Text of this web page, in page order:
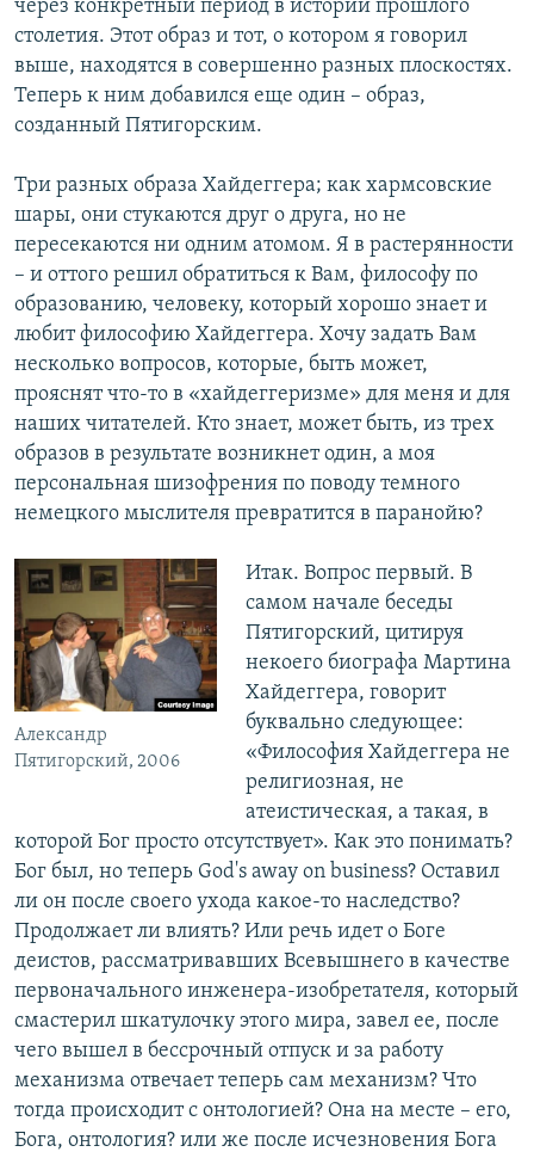
через конкретный период в истории прошлого
столетия. Этот образ и тот, о котором я говорил
выше, находятся в совершенно разных плоскостях.
Теперь к ним добавился еще один – образ,
созданный Пятигорским.
Три разных образа Хайдеггера; как хармсовские
шары, они стукаются друг о друга, но не
пересекаются ни одним атомом. Я в растерянности
– и оттого решил обратиться к Вам, философу по
образованию, человеку, который хорошо знает и
любит философию Хайдеггера. Хочу задать Вам
несколько вопросов, которые, быть может,
прояснят что-то в «хайдеггеризме» для меня и для
наших читателей. Кто знает, может быть, из трех
образов в результате возникнет один, а моя
персональная шизофрения по поводу темного
немецкого мыслителя превратится в паранойю?
Александр
Пятигорский, 2006
Итак. Вопрос первый. В
самом начале беседы
Пятигорский, цитируя
некоего биографа Мартина
Хайдеггера, говорит
буквально следующее:
«Философия Хайдеггера не
религиозная, не
атеистическая, а такая, в
которой Бог просто отсутствует». Как это понимать?
Бог был, но теперь God's away on business? Оставил
ли он после своего ухода какое-то наследство?
Продолжает ли влиять? Или речь идет о Боге
деистов, рассматривавших Всевышнего в качестве
первоначального инженера-изобретателя, который
смастерил шкатулочку этого мира, завел ее, после
чего вышел в бессрочный отпуск и за работу
механизма отвечает теперь сам механизм? Что
тогда происходит с онтологией? Она на месте – его,
Бога, онтология? или же после исчезновения Бога